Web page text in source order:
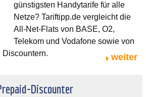
günstigsten Handytarife für alle
Netze? Tariftipp.de vergleicht die
All-Net-Flats von BASE, O2,
Telekom und Vodafone sowie von
Discountern.
weiter
Discounter